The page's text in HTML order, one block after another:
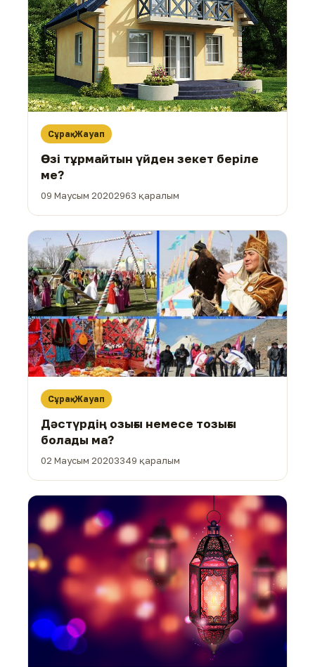
Сұрақ-Жауап
Өзі тұрмайтын үйден зекет беріле
ме?
09 Маусым 20202963 қаралым
Сұрақ-Жауап
Дәстүрдің озығы немесе тозығы
болады ма?
02 Маусым 20203349 қаралым